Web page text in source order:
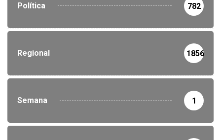
Política 782
Regional 1856
Semana 1